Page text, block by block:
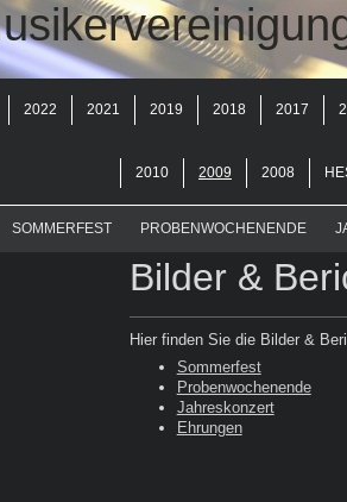
2022 2021 2019 2018 2017
2010 2009 2008
SOMMERFEST PROBENWOCHENENDE
Bilder &
Hier finden Sie die Bilder &
Sommerfest
Probenwochenende
Jahreskonzert
Ehrungen